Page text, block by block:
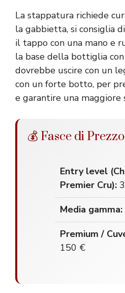
La stappatura richiede
la gabbietta, si consiglia
il tappo con una mano e
la base della bottiglia
dovrebbe uscire con un
con un forte botto, per
e garantire una maggiore
💰 Fasce di
Entry level
Premier Cru):
Media gamma:
Premium /
150 €